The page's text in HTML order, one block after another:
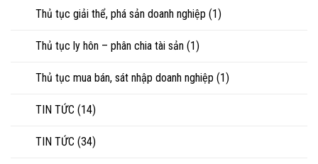
Thủ tục giải thể, phá sản doanh nghiệp (1)
Thủ tục ly hôn – phân chia tài sản (1)
Thủ tục mua bán, sát nhập doanh nghiệp (1)
TIN TỨC (14)
TIN TỨC (34)